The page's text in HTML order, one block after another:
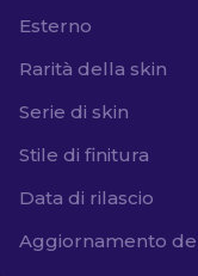
Esterno
Rarità della skin
Serie di skin
Stile di finitura
Data di rilascio
Aggiornamento